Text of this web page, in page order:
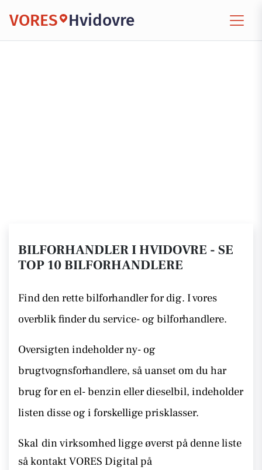
VORES Hvidovre
BILFORHANDLER I HVIDOVRE - SE
TOP 10 BILFORHANDLERE
Find den rette bilforhandler for dig. I vores
overblik finder du service- og bilforhandlere.
Oversigten indeholder ny- og
brugtvognsforhandlere, så uanset om du har
brug for en el- benzin eller dieselbil, indeholder
listen disseog i forskellige prisklasser.
Skal din virksomhed ligge øverst på denne liste
så kontaktVORES Digital på